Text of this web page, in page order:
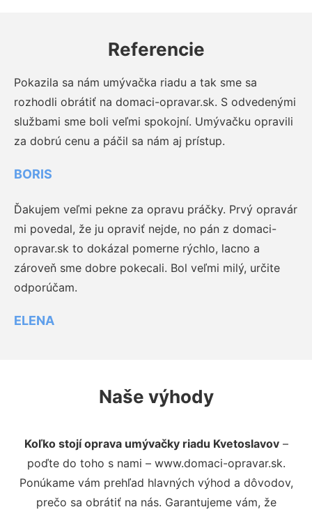
Referencie
Pokazila sa nám umývačka riadu a tak sme sa
rozhodli obrátiť na domaci-opravar.sk. S odvedenými
službami sme boli veľmi spokojní. Umývačku opravili
za dobrú cenu a páčil sa nám aj prístup.
BORIS
Ďakujem veľmi pekne za opravu práčky. Prvý opravár
mi povedal, že ju opraviť nejde, no pán z domaci-
opravar.sk to dokázal pomerne rýchlo, lacno a
zároveň sme dobre pokecali. Bol veľmi milý, určite
odporúčam.
ELENA
Naše výhody
Koľko stojí oprava umývačky riadu Kvetoslavov–
poďte do toho s nami – www.domaci-opravar.sk.
Ponúkame vám prehľad hlavných výhod a dôvodov,
prečo sa obrátiť na nás. Garantujeme vám, že